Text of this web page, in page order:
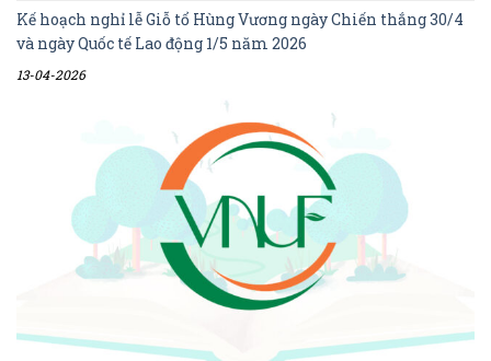
Kế hoạch nghỉ lễ Giỗ tổ Hùng Vương ngày Chiến thắng 30/4
và ngày Quốc tế Lao động 1/5 năm 2026
13-04-2026